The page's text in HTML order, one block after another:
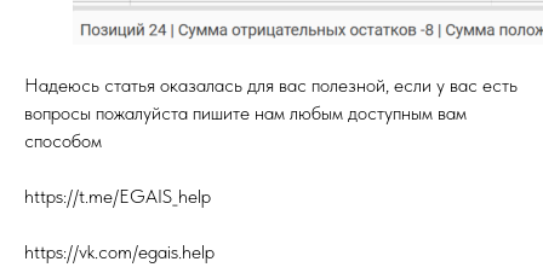
Надеюсь статья оказалась для вас полезной, если у вас есть
вопросы пожалуйста пишите нам любым доступным вам
способом
https://t.me/EGAIS_help
https://vk.com/egais.help